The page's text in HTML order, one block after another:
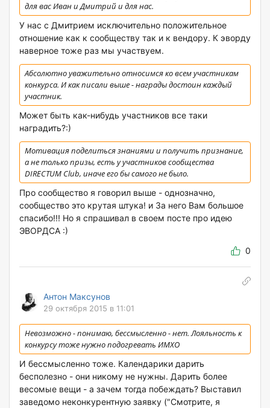
для вас Иван и Дмитрий и для нас.
У нас с Дмитрием исключительно положительное
отношение как к сообществу так и к вендору. К эворду
наверное тоже раз мы участвуем.
Абсолютно уважительно относимся ко всем участникам
конкурса. И как писали выше - награды достоин каждый
участник.
Может быть как-нибудь участников все таки
наградить?:)
Мотивация поделиться знаниями и получить признание,
а не только призы, есть у участников сообщества
DIRECTUM Club, иначе его бы самого не было.
Про сообщество я говорил выше - однозначно,
сообщество это крутая штука! и За него Вам большое
спасибо!!! Но я спрашивал в своем посте про идею
ЭВОРДСА :)
0
Антон Максунов
29 октября 2015 в 11:01
Невозможно - понимаю, бессмысленно - нет. Лояльность к
конкурсу тоже нужно подогревать ИМХО
И бессмысленно тоже. Календарики дарить
бесполезно - они никому не нужны. Дарить более
весомые вещи - а зачем тогда побеждать? Выставил
заведомо неконкурентную заявку ("Смотрите, я